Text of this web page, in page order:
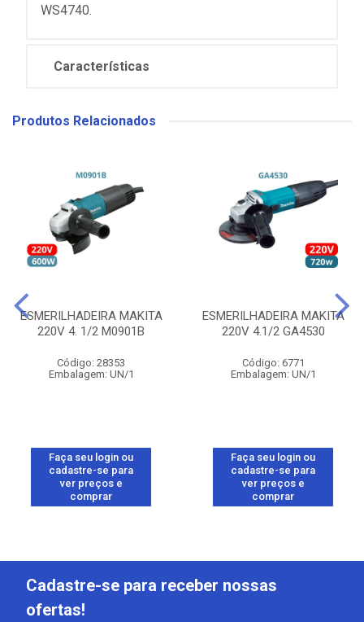
WS4740.
Características
Produtos Relacionados
ESMERILHADEIRA MAKITA
220V 4. 1/2 M0901B
Código: 28353
Embalagem: UN/1
Faça seu login ou
cadastre-se para
ver preços e
comprar
ESMERILHADEIRA MAKITA
220V 4.1/2 GA4530
Código: 6771
Embalagem: UN/1
Faça seu login ou
cadastre-se para
ver preços e
comprar
Cadastre-se para receber nossas
ofertas!